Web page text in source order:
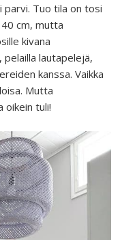
parvi. Tuo tila on tosi
cm, mutta
kivana
pelailla lautapelejä,
kanssa. Vaikka
Mutta
oikein tuli!